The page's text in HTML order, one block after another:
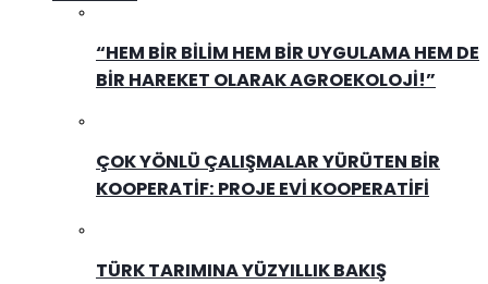
“HEM BIR BILIM HEM BIR UYGULAMA HEM DE
BIR HAREKET OLARAK AGROEKOLOJI!”
ÇOK YÖNLÜ ÇALIŞMALAR YÜRÜTEN BIR
KOOPERATIF: PROJE EVI KOOPERATIFI
TÜRK TARIMINA YÜZYILLIK BAKIŞ